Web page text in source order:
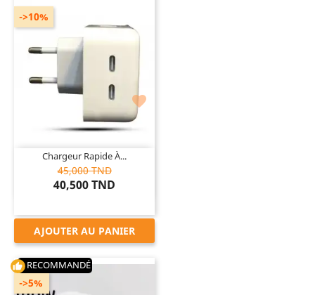

Chargeur Rapide À...
45,000 TND
40,500 TND
->10%
AJOUTER AU PANIER
thumb_up RECOMMANDÉ
->5%